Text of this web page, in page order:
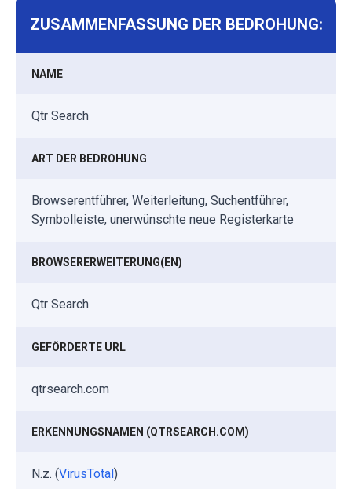
ZUSAMMENFASSUNG DER BEDROHUNG:
NAME
Qtr Search
ART DER BEDROHUNG
Browserentführer, Weiterleitung, Suchentführer,
Symbolleiste, unerwünschte neue Registerkarte
BROWSERERWEITERUNG(EN)
Qtr Search
GEFÖRDERTE URL
qtrsearch.com
ERKENNUNGSNAMEN (QTRSEARCH.COM)
N.z. (VirusTotal)